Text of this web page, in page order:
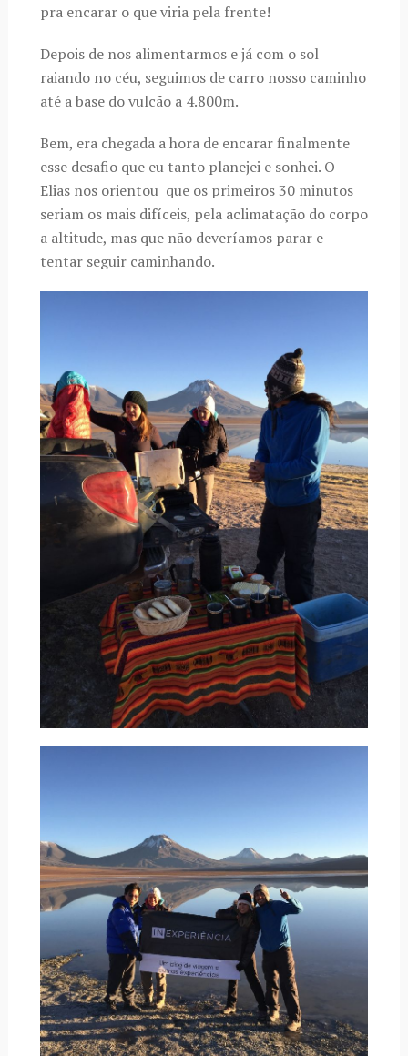
pra encarar o que viria pela frente!
Depois de nos alimentarmos e já com o sol
raiando no céu, seguimos de carro nosso caminho
até a base do vulcão a 4.800m.
Bem, era chegada a hora de encarar finalmente
esse desafio que eu tanto planejei e sonhei. O
Elias nos orientou que os primeiros 30 minutos
seriam os mais difíceis, pela aclimatação do corpo
a altitude, mas que não deveríamos parar e
tentar seguir caminhando.